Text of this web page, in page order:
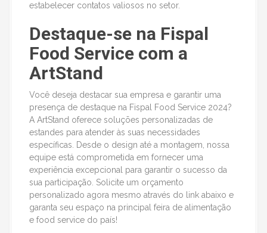
estabelecer contatos valiosos no setor.
Destaque-se na Fispal
Food Service com a
ArtStand
Você deseja destacar sua empresa e garantir uma
presença de destaque na Fispal Food Service 2024?
A ArtStand oferece soluções personalizadas de
estandes para atender às suas necessidades
específicas. Desde o design até a montagem, nossa
equipe está comprometida em fornecer uma
experiência excepcional para garantir o sucesso da
sua participação. Solicite um orçamento
personalizado agora mesmo através do link abaixo e
garanta seu espaço na principal feira de alimentação
e food service do país!